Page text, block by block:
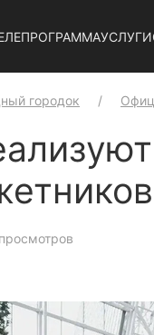
УСЛУГИ
городок